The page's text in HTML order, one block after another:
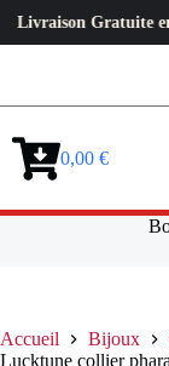
Gratuite en
Panier0,00 €
Accueil Bijoux
Lucktune collier